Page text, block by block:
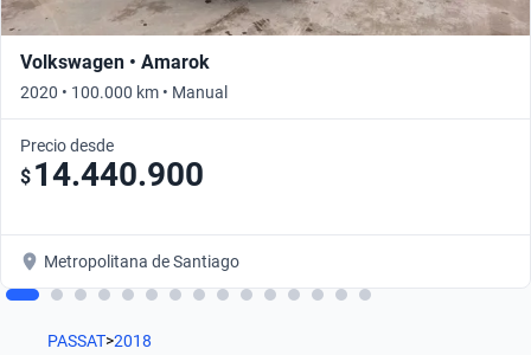
Volkswagen • Amarok
2020 • 100.000 km • Manual
Precio desde
$ 14.440.900
Metropolitana de Santiago
PASSAT>2018